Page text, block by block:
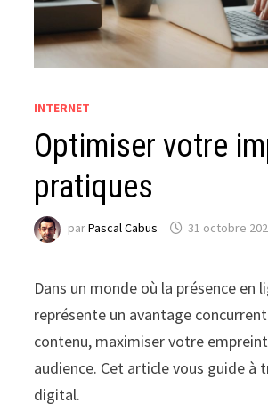
INTERNET
Optimiser votre
pratiques
parPascal Cabus 31 octobre
Dans un monde où la présence
représente un avantage
contenu, maximiser votre
audience. Cet article vous guide
digital.